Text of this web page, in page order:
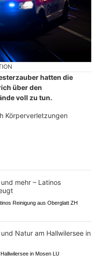
hatten die
über den
voll zu tun.
Körperverletzungen
Reinigung aus Oberglatt ZH
in Mosen LU